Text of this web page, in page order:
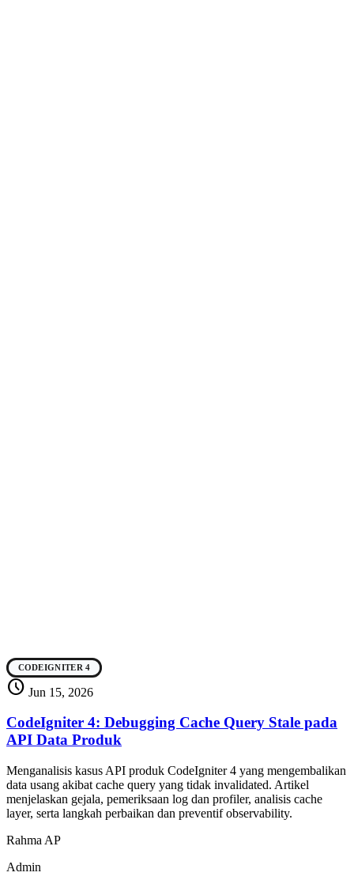
CODEIGNITER 4
schedule Jun 15, 2026
CodeIgniter 4: Debugging Cache Query Stale pada
API Data Produk
Menganalisis kasus API produk CodeIgniter 4 yang mengembalikan
data usang akibat cache query yang tidak invalidated. Artikel
menjelaskan gejala, pemeriksaan log dan profiler, analisis cache
layer, serta langkah perbaikan dan preventif observability.
Rahma AP
Admin